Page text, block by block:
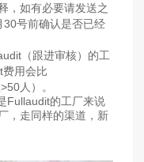
，如有必要请发送之
号前确认是否已经
（跟进审核）的工
用会比
人）。
的工厂来说
，走同样的渠道，新